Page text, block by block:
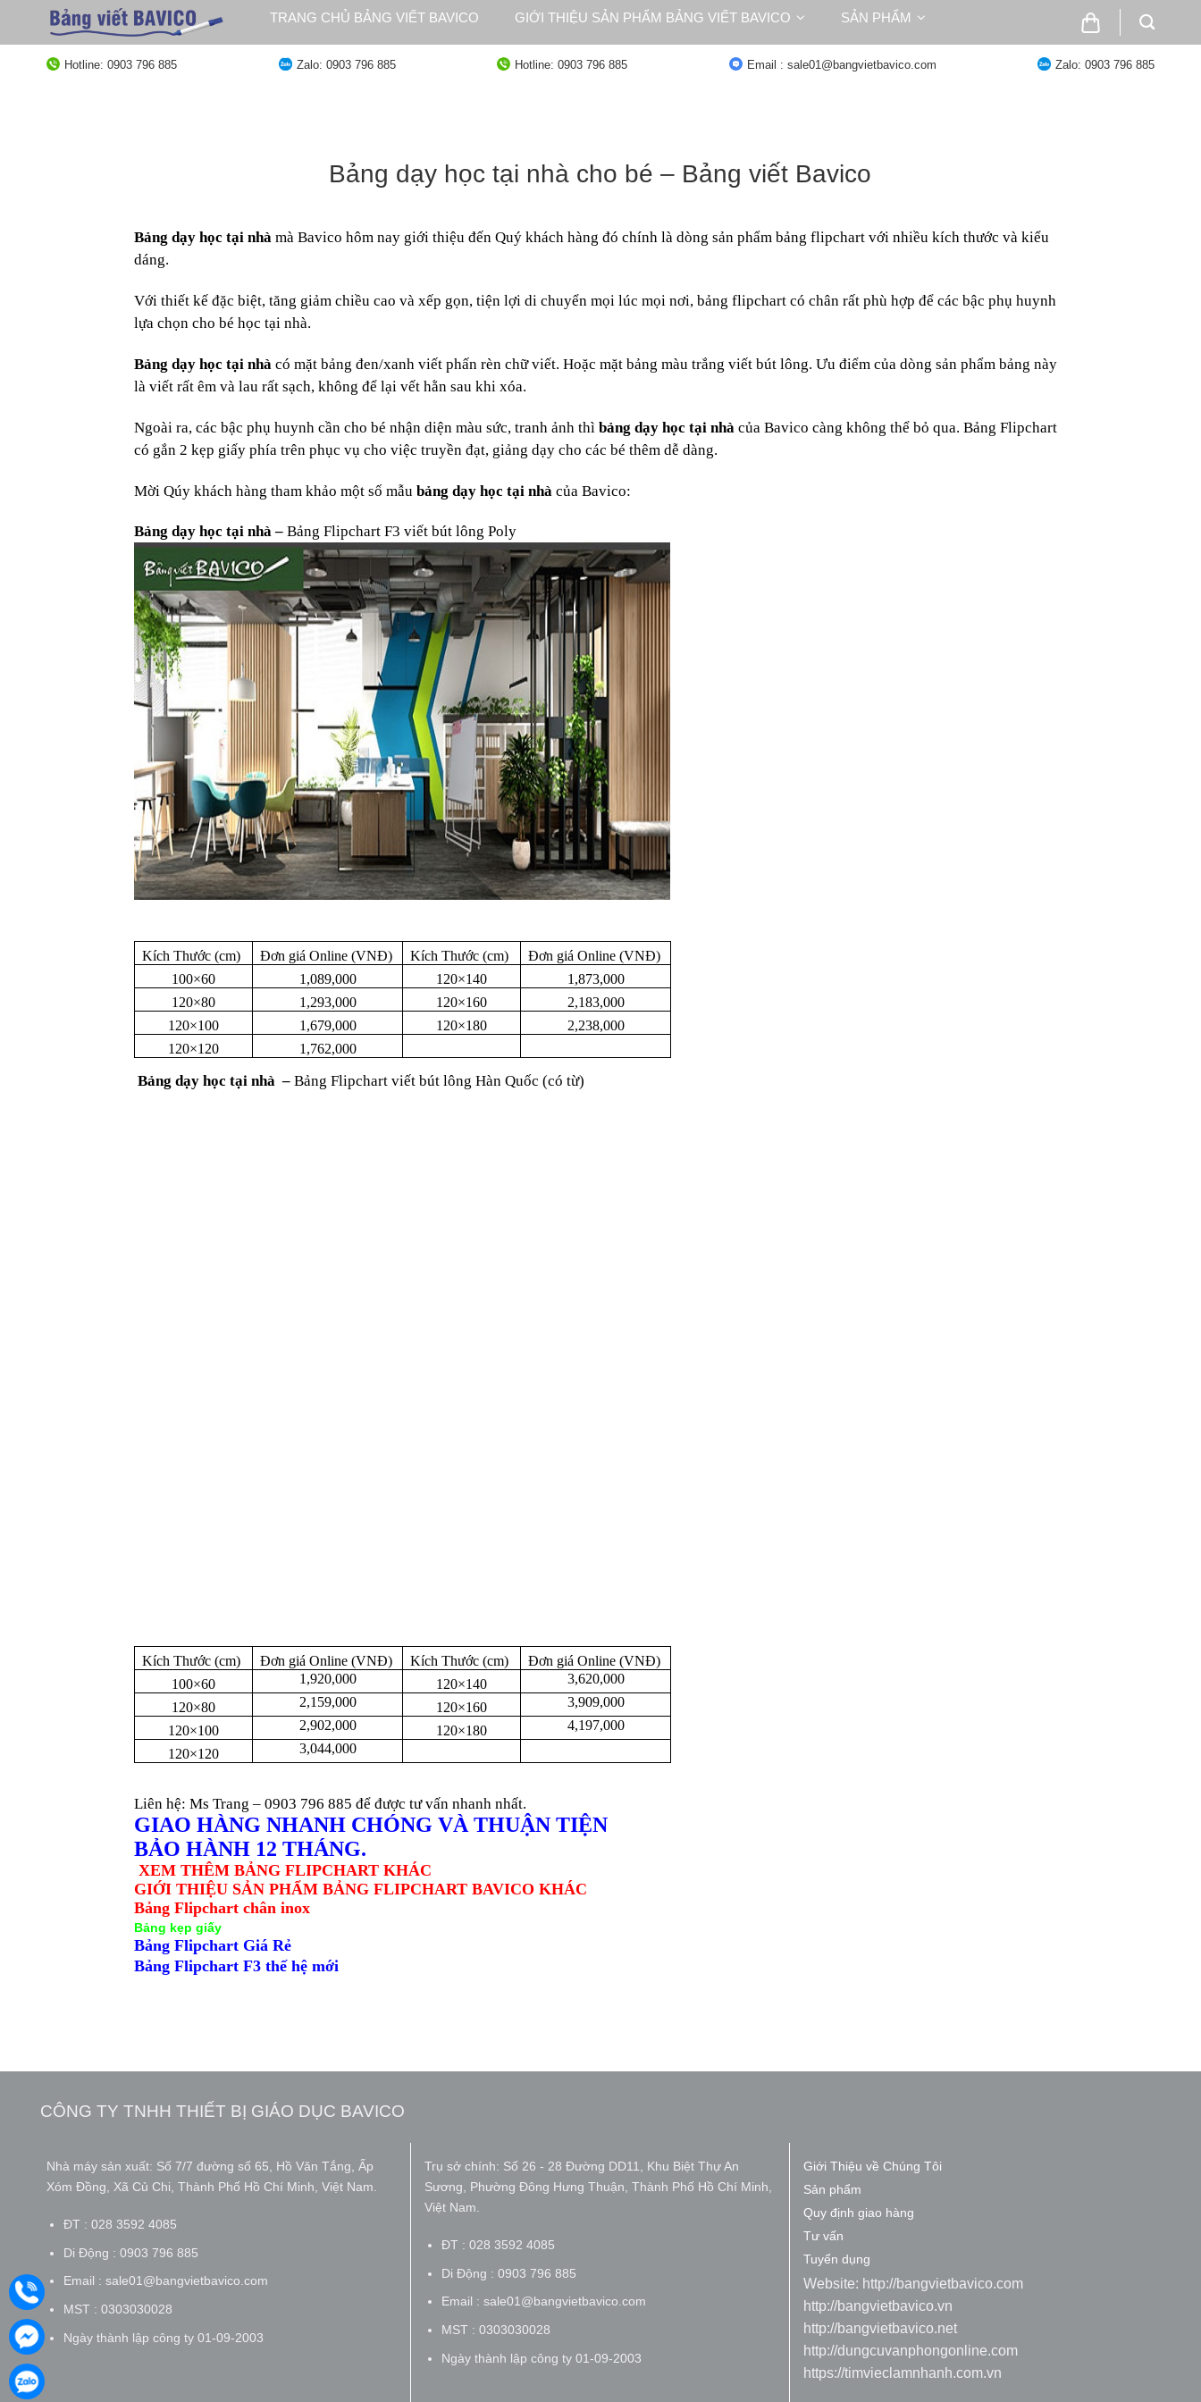
TRANG CHỦ BẢNG VIẾT BAVICO GIỚI THIỆU SẢN PHẨM BẢNG VIẾT BAVICO SẢN PHẨM
Hotline: 0903 796 885 Zalo: 0903 796 885 Hotline: 0903 796 885 Email : sale01@bangvietbavico.com Zalo: 0903 796 885
Bảng dạy học tại nhà cho bé – Bảng viết Bavico
Bảng dạy học tại nhà mà Bavico hôm nay giới thiệu đến Quý khách hàng đó chính là dòng sản phẩmbảng flipchart với nhiều kích thước và kiểu
dáng.
Với thiết kế đặc biệt, tăng giảm chiều cao và xếp gọn, tiện lợi di chuyển mọi lúc mọi nơi,bảng flipchart có chân rất phù hợp để các bậc phụ huynh
lựa chọn cho bé học tại nhà.
Bảng dạy học tại nhà có mặt bảng đen/xanh viết phấn rèn chữ viết. Hoặc mặt bảng màu trắng viết bút lông. Ưu điểm của dòng sản phẩm bảng này
là viết rất êm và lau rất sạch, không để lại vết hằn sau khi xóa.
Ngoài ra, các bậc phụ huynh cần cho bé nhận diện màu sức, tranh ảnh thìbảng dạy học tại nhà của Bavico càng không thể bỏ qua. Bảng Flipchart
có gắn 2 kẹp giấy phía trên phục vụ cho việc truyền đạt, giảng dạy cho các bé thêm dễ dàng.
Mời Qúy khách hàng tham khảo một số mẫu bảng dạy học tại nhà của Bavico:
Bảng dạy học tại nhà –Bảng Flipchart F3 viết bút lông Poly
Kích Thước (cm) Đơn giá Online (VNĐ) Kích Thước (cm)
Đơn giá Online (VNĐ)
100×60
1,089,000 120×140
1,873,000
120×80
1,293,000 120×160
2,183,000
120×100
1,679,000 120×180
2,238,000
120×120
1,762,000
Bảng dạy học tại nhà –Bảng Flipchart viết bút lông Hàn Quốc (có từ)
Kích Thước (cm) Đơn giá Online (VNĐ) Kích Thước (cm)
Đơn giá Online (VNĐ)
100×60
1,920,000 120×140
3,620,000
120×80
2,159,000 120×160
3,909,000
120×100
2,902,000 120×180
4,197,000
120×120
3,044,000
Liên hệ: Ms Trang – 0903 796 885để được tư vấn nhanh nhất.
GIAO HÀNG NHANH CHÓNG VÀ THUẬN TIỆN
BẢO HÀNH 12 THÁNG.
XEM THÊM BẢNG FLIPCHART KHÁC
GIỚI THIỆU SẢN PHẨM BẢNG FLIPCHART BAVICO KHÁC
Bảng Flipchart chân inox
Bảng kẹp giấy
Bảng Flipchart Giá Rẻ
Bảng Flipchart F3 thế hệ mới
CÔNG TY TNHH THIẾT BỊ GIÁO DỤC BAVICO
Nhà máy sản xuất: Số 7/7 đường số 65, Hồ Văn Tắng, Ấp
Xóm Đồng, Xã Củ Chi, Thành Phố Hồ Chí Minh, Việt Nam.
ĐT : 028 3592 4085
Di Động : 0903 796 885
Email : sale01@bangvietbavico.com
MST : 0303030028
Ngày thành lập công ty 01-09-2003
Trụ sở chính: Số 26 - 28 Đường DD11, Khu Biệt Thự An
Sương, Phường Đông Hưng Thuận, Thành Phố Hồ Chí Minh,
Việt Nam.
ĐT : 028 3592 4085
Di Động : 0903 796 885
Email : sale01@bangvietbavico.com
MST : 0303030028
Ngày thành lập công ty 01-09-2003
Giới Thiệu về Chúng Tôi
Sản phẩm
Quy định giao hàng
Tư vấn
Tuyển dụng
Website: http://bangvietbavico.com
http://bangvietbavico.vn
http://bangvietbavico.net
http://dungcuvanphongonline.com
https://timvieclamnhanh.com.vn